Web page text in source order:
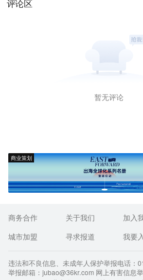
评论区
暂无评论
商业策划
商务合作 关于我们 加入
城市加盟
寻求报道 我要
违法和不良信息、未成年人保护举报电话：
举报邮箱：jubao@36kr.com 网上有害信息